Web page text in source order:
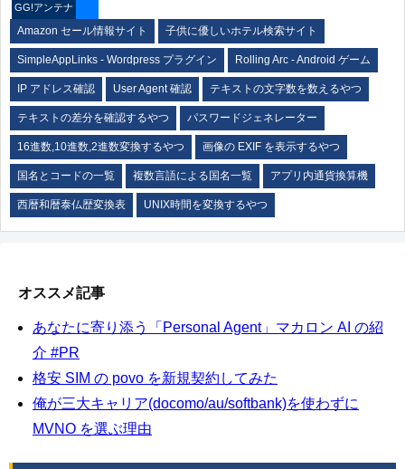
GG!アンテナ
Amazon セール情報サイト 子供に優しいホテル検索サイト
SimpleAppLinks - Wordpress プラグイン Rolling Arc - Android ゲーム
IP アドレス確認 User Agent 確認 テキストの文字数を数えるやつ
テキストの差分を確認するやつ パスワードジェネレーター
16進数,10進数,2進数変換するやつ 画像の EXIF を表示するやつ
国名とコードの一覧 複数言語による国名一覧 アプリ内通貨換算機
西暦和暦泰仏歴変換表 UNIX時間を変換するやつ
オススメ記事
あなたに寄り添う「Personal Agent」マカロン AI の紹
介 #PR
格安 SIM の povo を新規契約してみた
俺が三大キャリア(docomo/au/softbank)を使わずに
MVNO を選ぶ理由